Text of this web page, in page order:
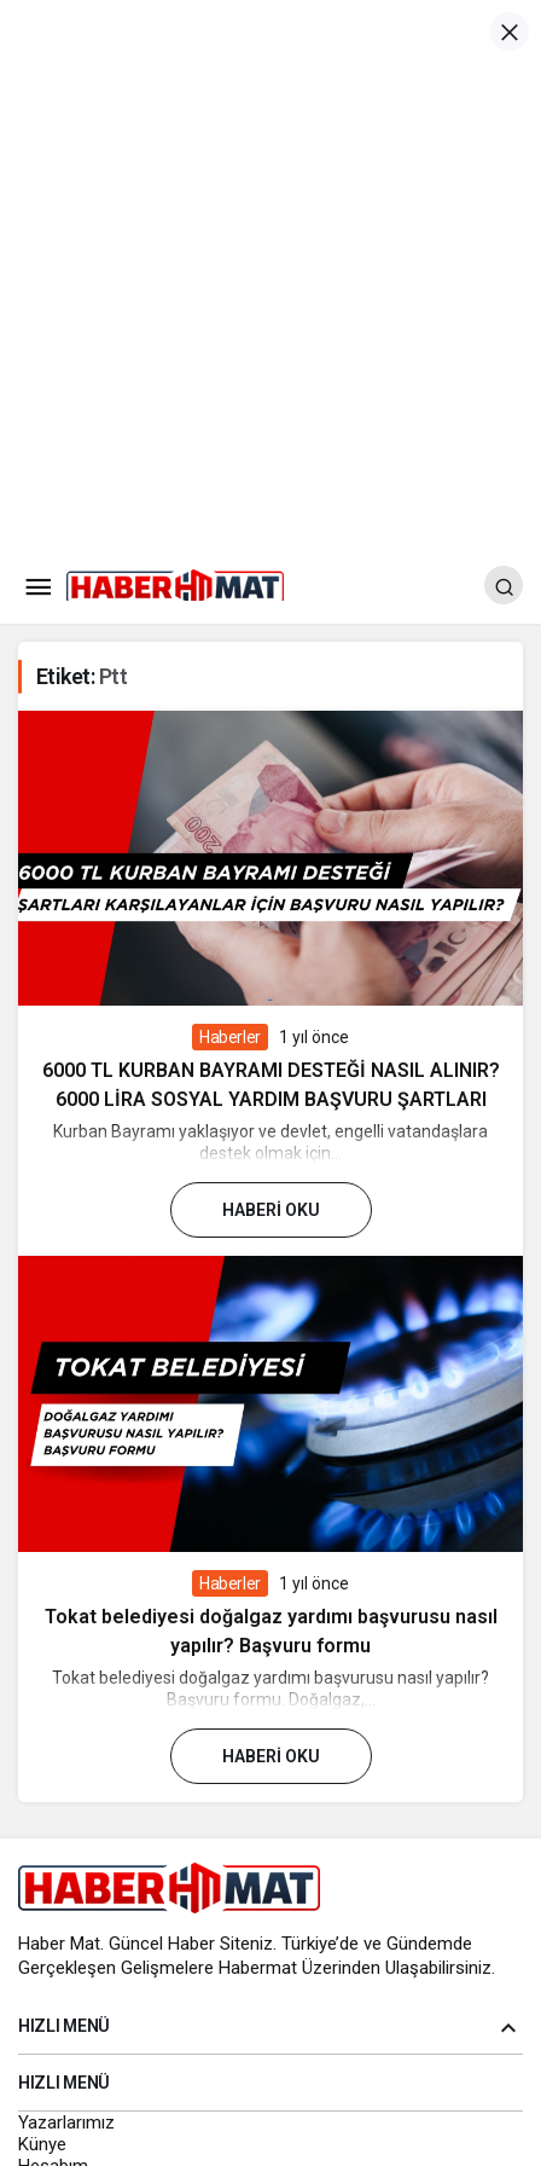
Etiket:Ptt
Haberler 1 yıl önce
6000 TL KURBAN BAYRAMI DESTEĞİ NASIL ALINIR?
6000 LİRA SOSYAL YARDIM BAŞVURU ŞARTLARI
Kurban Bayramı yaklaşıyor ve devlet, engelli vatandaşlara
destek olmak için...
HABERI OKU
Haberler 1 yıl önce
Tokat belediyesi doğalgaz yardımı başvurusu nasıl
yapılır? Başvuru formu
Tokat belediyesi doğalgaz yardımı başvurusu nasıl yapılır?
Başvuru formu. Doğalgaz,...
HABERI OKU
Haber Mat. Güncel Haber Siteniz. Türkiye’de ve Gündemde
Gerçekleşen Gelişmelere Habermat Üzerinden Ulaşabilirsiniz.
HIZLI MENÜ
HIZLI MENÜ
Yazarlarımız
Künye